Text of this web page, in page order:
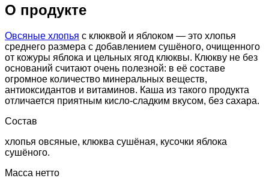
О продукте
Овсяные хлопья с клюквой и яблоком — это хлопья
среднего размера с добавлением сушёного, очищенного
от кожуры яблока и цельных ягод клюквы. Клюкву не без
оснований считают очень полезной: в её составе
огромное количество минеральных веществ,
антиоксидантов и витаминов. Каша из такого продукта
отличается приятным кисло-сладким вкусом, без сахара.
Состав
хлопья овсяные, клюква сушёная, кусочки яблока
сушёного.
Масса нетто